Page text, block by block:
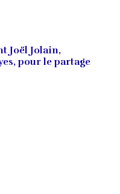
Joël Jolain,
pour le partage